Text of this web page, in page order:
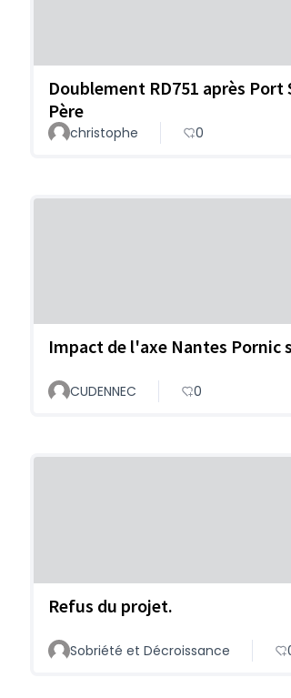
Doublement RD751 après Port
Père
christophe 0
Impact de l'axe Nantes Pornic
CUDENNEC 0
Refus du projet.
Sobriété et Décroissance